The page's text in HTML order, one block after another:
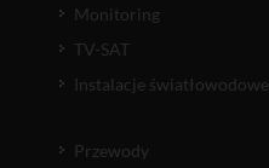
Monitoring
TV-SAT
Instalacje światłowodowe
Przewody